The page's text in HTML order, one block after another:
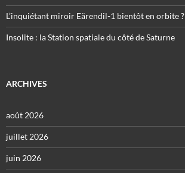
L’inquiétant miroir Eärendil-1 bientôt en orbite ?
Insolite : la Station spatiale du côté de Saturne
ARCHIVES
août 2026
juillet 2026
juin 2026